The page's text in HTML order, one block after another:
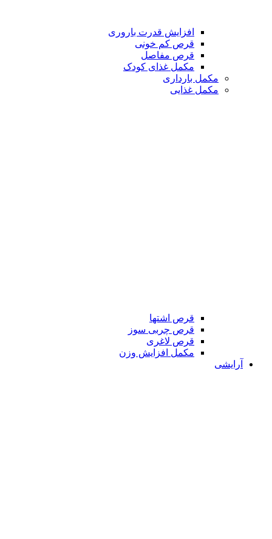
افزایش قدرت باروری
قرص کم خونی
قرص مفاصل
مکمل غذای کودک
مکمل بارداری
مکمل غذایی
قرص اشتها
قرص چربی سوز
قرص لاغری
مکمل افزایش وزن
آرایشی